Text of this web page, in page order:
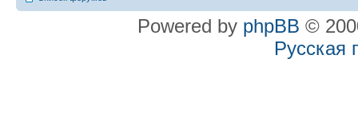
Powered by phpBB ©
Русская